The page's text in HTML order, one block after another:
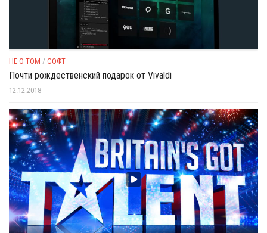
НЕ О ТОМ / СОФТ
Почти рождественский подарок от Vivaldi
12.12.2018